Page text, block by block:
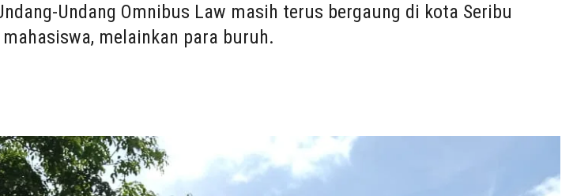
Undang Omnibus Law masih terus bergaung di kota Seribu
melainkan para buruh.